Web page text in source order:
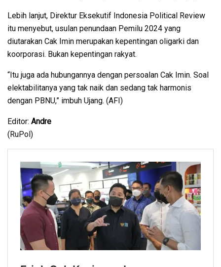
Lebih lanjut, Direktur Eksekutif Indonesia Political Review
itu menyebut, usulan penundaan Pemilu 2024 yang
diutarakan Cak Imin merupakan kepentingan oligarki dan
koorporasi. Bukan kepentingan rakyat.
“Itu juga ada hubungannya dengan persoalan Cak Imin. Soal
elektabilitanya yang tak naik dan sedang tak harmonis
dengan PBNU,” imbuh Ujang. (AFI)
Editor: Andre
(RuPol)